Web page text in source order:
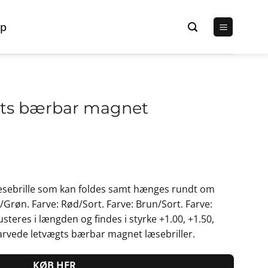
bærbar magnet
kr..
som kan foldes samt hænges rundt om
Farve: Rød/Sort. Farve: Brun/Sort. Farve:
i længden og findes i styrke +1.00, +1.50,
letvægts bærbar magnet læsebriller.
KØB HER